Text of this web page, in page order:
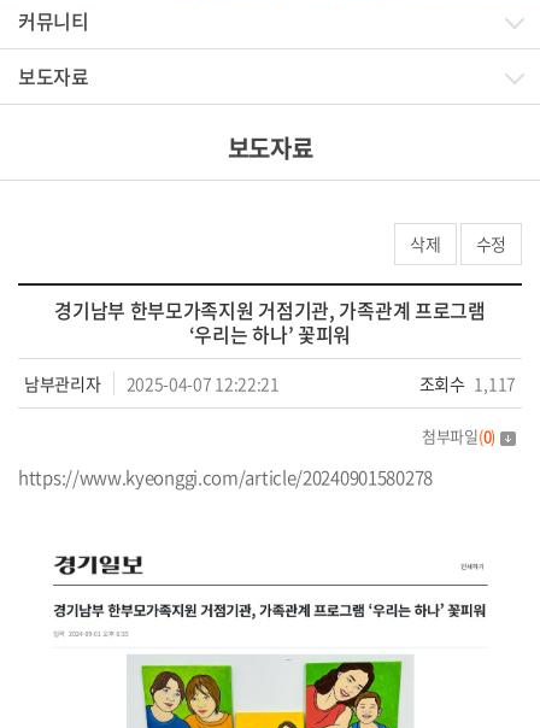
커뮤니티
보도자료
보도자료
삭제 수정
경기남부 한부모가족지원 거점기관, 가족관계 프로그램
‘우리는 하나’ 꽃피워
남부관리자 2025-04-07 12:22:21 조회수 1,117
첨부파일(0)
https://www.kyeonggi.com/article/20240901580278